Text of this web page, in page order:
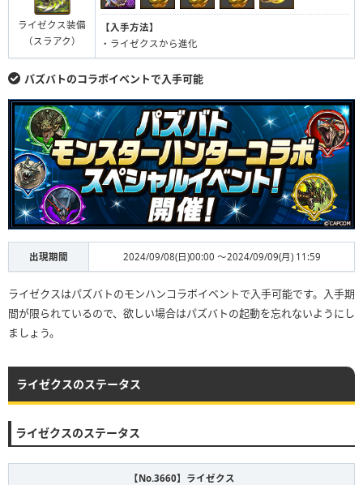
ライゼクス装備
（スラアク）
【入手方法】
・ライゼクスから進化
パズバトのコラボイベントで入手可能
出現期間 2024/09/08(日)00:00 ～2024/09/09(月) 11:59
ライゼクスはパズバトのモンハンコラボイベントで入手可能です。入手期
間が限られているので、欲しい場合はパズバトの起動を忘れないようにし
ましょう。
ライゼクスのステータス
ライゼクスのステータス
【No.3660】ライゼクス